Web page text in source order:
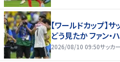
【ワールドカップ】
どう見たか ファン・
2026/08/10 09:50サッカー